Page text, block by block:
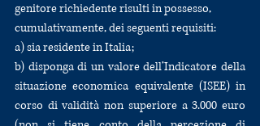
genitore richiedente risulti in possesso,
cumulativamente, dei seguenti requisiti:
a) sia residente in Italia;
b) disponga di un valore dell’Indicatore della
situazione economica equivalente (ISEE) in
corso di validità non superiore a 3.000 euro